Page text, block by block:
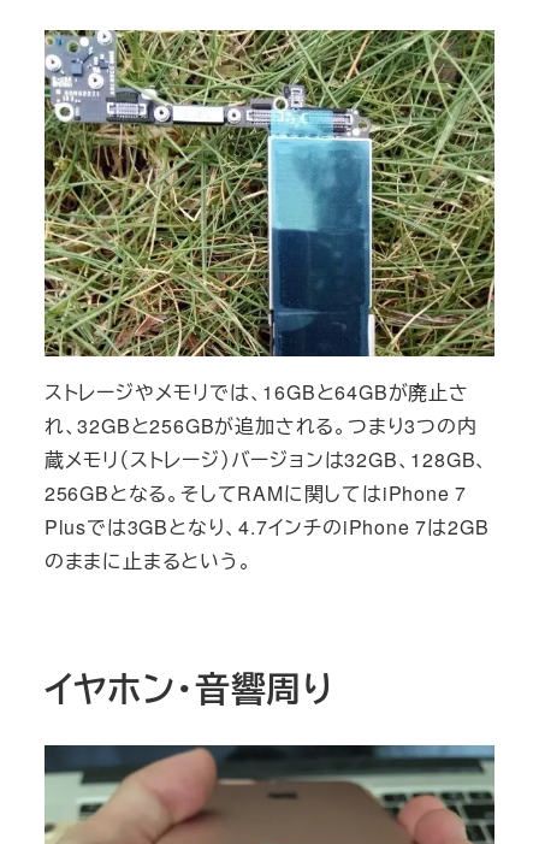
ストレージやメモリでは、16GBと64GBが廃止さ
れ、32GBと256GBが追加される。つまり3つの内
蔵メモリ（ストレージ）バージョンは32GB、128GB、
256GBとなる。そしてRAMに関してはiPhone 7
Plusでは3GBとなり、4.7インチのiPhone 7は2GB
のままに止まるという。
イヤホン・音響周り